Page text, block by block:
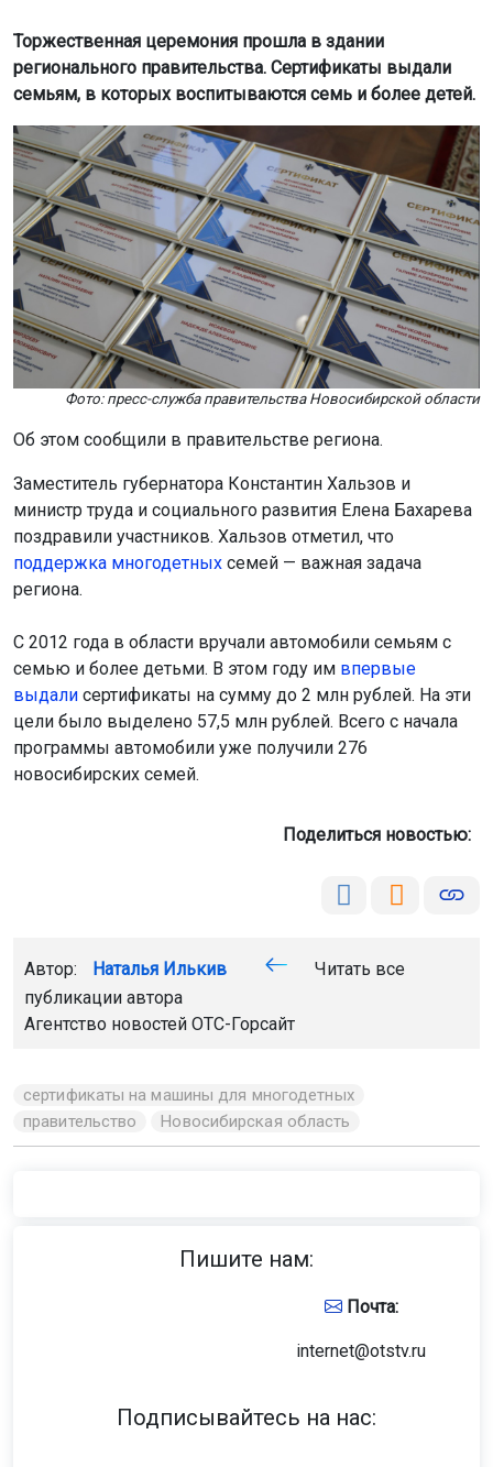
Торжественная церемония прошла в здании
регионального правительства. Сертификаты выдали
семьям, в которых воспитываются семь и более детей.
Фото: пресс-служба правительства Новосибирской области
Об этом сообщили в правительстве региона.
Заместитель губернатора Константин Хальзов и
министр труда и социального развития Елена Бахарева
поздравили участников. Хальзов отметил, что
поддержка многодетных семей — важная задача
региона.
С 2012 года в области вручали автомобили семьям с
семью и более детьми. В этом году им впервые
выдали сертификаты на сумму до 2 млн рублей. На эти
цели было выделено 57,5 млн рублей. Всего с начала
программы автомобили уже получили 276
новосибирских семей.
Поделиться новостью:
Автор: Наталья Илькив
Читать все
публикации автора
Агентство новостей ОТС-Горсайт
сертификаты на машины для многодетных
правительство
Новосибирская область
Пишите нам:
Почта:
internet@otstv.ru
Подписывайтесь на нас: